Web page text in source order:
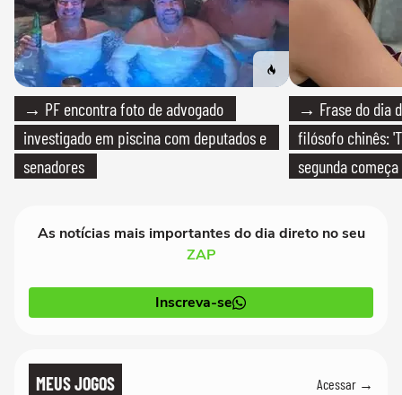
→ PF encontra foto de advogado
investigado em piscina com deputados e
senadores
→ Frase do dia
filósofo chinês:
segunda
As notícias mais importantes do dia direto no seu
ZAP
Inscreva-se
MEUS JOGOS Acessar →